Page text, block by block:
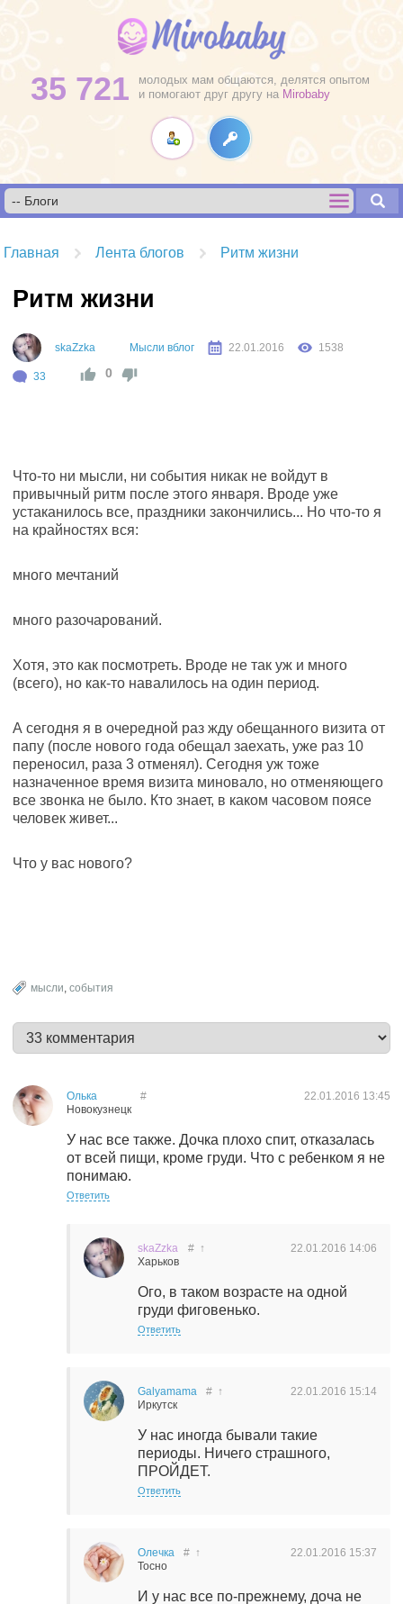
35 721
молодых мам общаются, делятся опытом
и помогают друг другу на Mirobaby
Главная Лента блогов Ритм жизни
Ритм жизни
skaZzka Мысли вблог 22.01.2016 1538
33 0
Что-то ни мысли, ни события никак не войдут в
привычный ритм после этого января. Вроде уже
устаканилось все, праздники закончились... Но что-то я
на крайностях вся:
много мечтаний
много разочарований.
Хотя, это как посмотреть. Вроде не так уж и много
(всего), но как-то навалилось на один период.
А сегодня я в очередной раз жду обещанного визита от
папу (после нового года обещал заехать, уже раз 10
переносил, раза 3 отменял). Сегодня уж тоже
назначенное время визита миновало, но отменяющего
все звонка не было. Кто знает, в каком часовом поясе
человек живет...
Что у вас нового?
мысли, события
Олька
Новокузнецк
22.01.2016 13:45
#
У нас все также. Дочка плохо спит, отказалась
от всей пищи, кроме груди. Что с ребенком я не
понимаю.
Ответить
skaZzka
Харьков
22.01.2016 14:06
# ↑
Ого, в таком возрасте на одной
груди фиговенько.
Ответить
Galyamama
Иркутск
22.01.2016 15:14
# ↑
У нас иногда бывали такие
периоды. Ничего страшного,
ПРОЙДЕТ.
Ответить
Олечка
Тосно
22.01.2016 15:37
# ↑
И у нас все по-прежнему, доча не